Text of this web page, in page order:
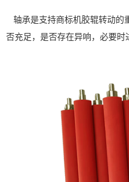
轴承是支持商标机胶辊转动的
否充足，是否存在异响，必要时